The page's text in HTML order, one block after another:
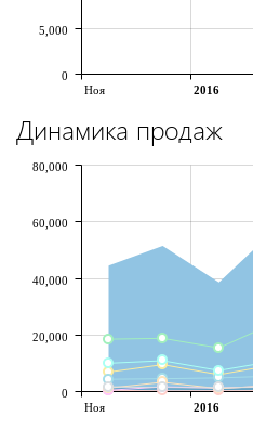
Ноя 2016
0
5,000
Динамика продаж
Ноя 2016
0
20,000
40,000
60,000
80,000